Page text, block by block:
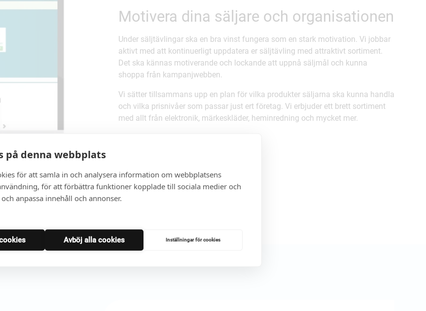
på denna webbplats
för att samla in och analysera information om webbplatsens
för att förbättra funktioner kopplade till sociala medier och
anpassa innehåll och annonser.
Avböj alla cookies Inställningar för cookies
Motivera dina säljare och organisationen
Under säljtävlingar ska en bra vinst fungera som en stark motivation. Vi jobbar
aktivt med att kontinuerligt uppdatera er säljtävling med attraktivt sortiment.
Det ska kännas motiverande och lockande att uppnå säljmål och kunna
shoppa från kampanjwebben.
Vi sätter tillsammans upp en plan för vilka produkter säljarna ska kunna handla
och vilka prisnivåer som passar just ert företag. Vi erbjuder ett brett sortiment
med allt från elektronik, märkeskläder, heminredning och mycket mer.